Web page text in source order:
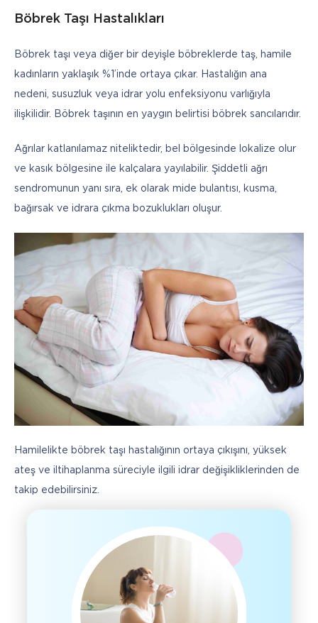
Böbrek Taşı Hastalıkları
Böbrek taşı veya diğer bir deyişle böbreklerde taş, hamile
kadınların yaklaşık %1’inde ortaya çıkar. Hastalığın ana
nedeni, susuzluk veya idrar yolu enfeksiyonu varlığıyla
ilişkilidir. Böbrek taşının en yaygın belirtisi böbrek sancılarıdır.
Ağrılar katlanılamaz niteliktedir, bel bölgesinde lokalize olur
ve kasık bölgesine ile kalçalara yayılabilir. Şiddetli ağrı
sendromunun yanı sıra, ek olarak mide bulantısı, kusma,
bağırsak ve idrara çıkma bozuklukları oluşur.
Hamilelikte böbrek taşı hastalığının ortaya çıkışını, yüksek
ateş ve iltihaplanma süreciyle ilgili idrar değişikliklerinden de
takip edebilirsiniz.